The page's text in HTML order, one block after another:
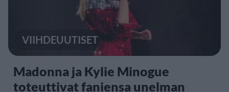
VIIHDEUUTISET
Madonna ja Kylie Minogue
toteuttivat faniensa unelman